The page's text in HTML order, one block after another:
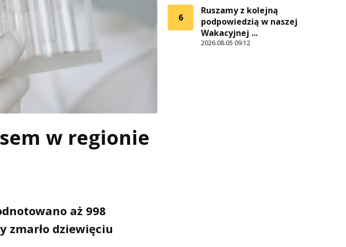
w regionie
aż 998
zmarło dziewięciu
6
Ruszamy z kolejną
podpowiedzią w naszej
Wakacyjnej ...
2026.08.05 09:12